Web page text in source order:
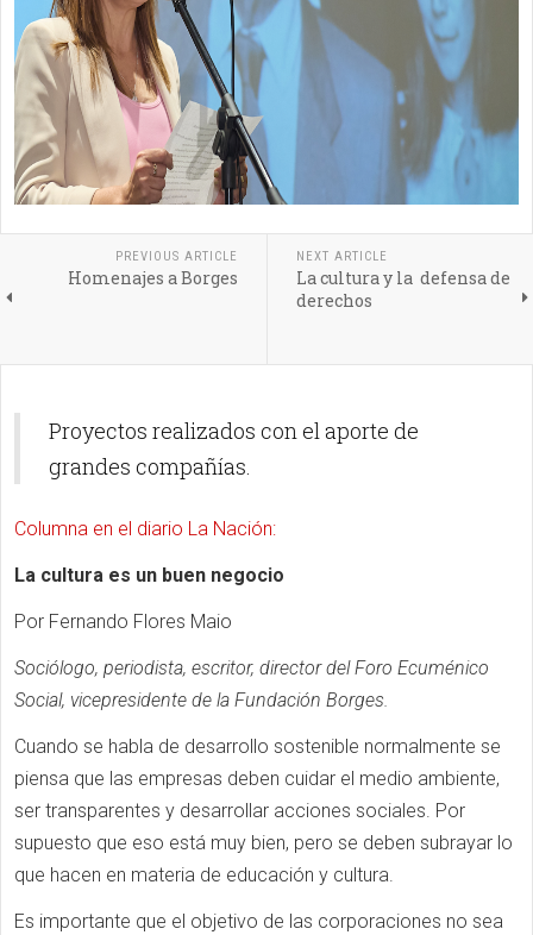
PREVIOUS ARTICLE
Homenajes a Borges
NEXT ARTICLE
La cultura y la defensa de
derechos
Proyectos realizados con el aporte de
grandes compañías.
Columna en el diario La Nación:
La cultura es un buen negocio
Por Fernando Flores Maio
Sociólogo, periodista, escritor, director del Foro Ecuménico
Social, vicepresidente de la Fundación Borges.
Cuando se habla de desarrollo sostenible normalmente se
piensa que las empresas deben cuidar el medio ambiente,
ser transparentes y desarrollar acciones sociales. Por
supuesto que eso está muy bien, pero se deben subrayar lo
que hacen en materia de educación y cultura.
Es importante que el objetivo de las corporaciones no sea